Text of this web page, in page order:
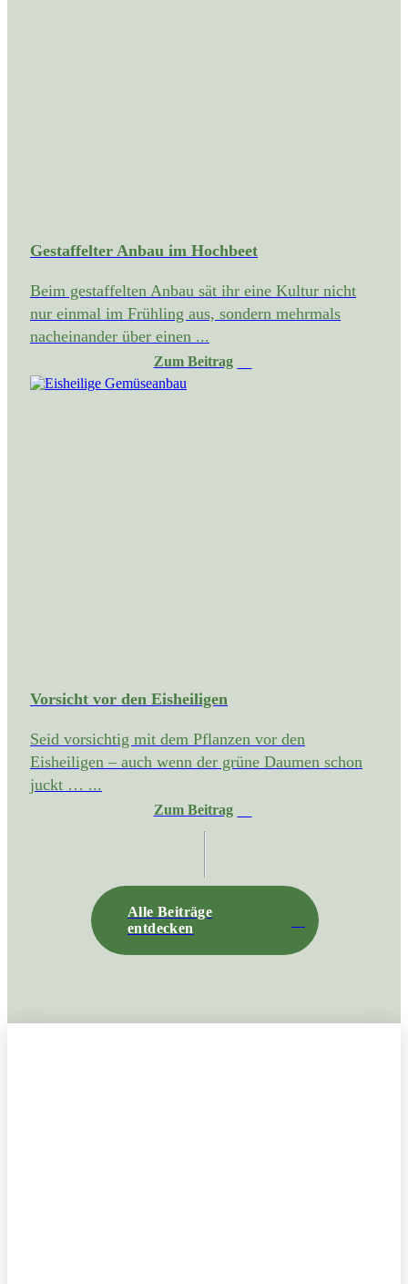
Gestaffelter Anbau im Hochbeet
Beim gestaffelten Anbau sät ihr eine Kultur nicht
nur einmal im Frühling aus, sondern mehrmals
nacheinander über einen ...
Zum Beitrag
Vorsicht vor den Eisheiligen
Seid vorsichtig mit dem Pflanzen vor den
Eisheiligen – auch wenn der grüne Daumen schon
juckt … ...
Zum Beitrag
Alle Beiträge
entdecken